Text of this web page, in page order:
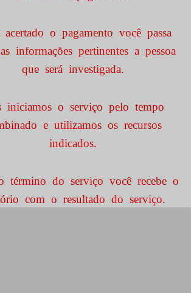
acertado o pagamento você passa
informações pertinentes a pessoa
que será investigada.
iniciamos o serviço pelo tempo
e utilizamos os recursos
indicados.
término do serviço você recebe o
com o resultado do serviço.